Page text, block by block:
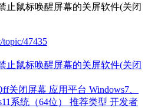
止鼠标唤醒屏幕的关屏软件(关闭
topic/47435
止鼠标唤醒屏幕的关屏软件(关闭
关闭屏幕 应用平台 Windows7、
系统（64位） 推荐类型 开发者